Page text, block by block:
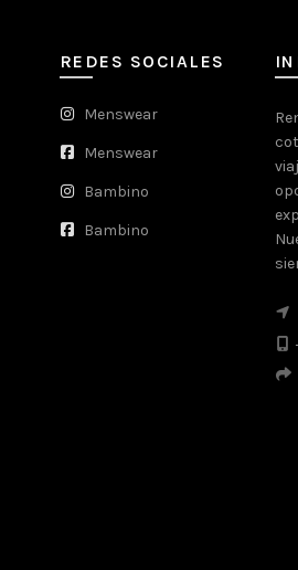
REDES SOCIALES
Menswear
Menswear
Bambino
Bambino